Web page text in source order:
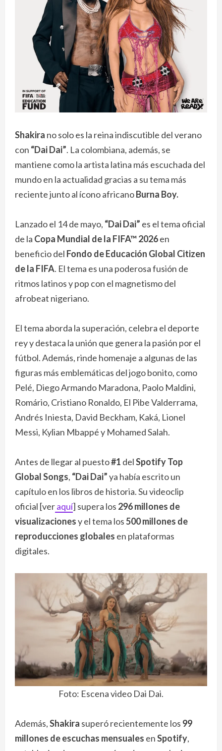
Shakira no solo es la reina indiscutible del verano
con “Dai Dai”. La colombiana, además, se
mantiene como la artista latina más escuchada del
mundo en la actualidad gracias a su tema más
reciente junto al ícono africanoBurna Boy.
Lanzado el 14 de mayo, “Dai Dai” es el tema oficial
de la Copa Mundial de la FIFA™ 2026en
beneficio del Fondo de Educación Global Citizen
de la FIFA. El tema es una poderosa fusión de
ritmos latinos y pop con el magnetismo del
afrobeat nigeriano.
El tema aborda la superación, celebra el deporte
rey y destaca la unión que genera la pasión por el
fútbol. Además, rinde homenaje a algunas de las
figuras más emblemáticas del jogo bonito, como
Pelé, Diego Armando Maradona, Paolo Maldini,
Romário, Cristiano Ronaldo, El Pibe Valderrama,
Andrés Iniesta, David Beckham, Kaká, Lionel
Messi, Kylian Mbappé y Mohamed Salah.
Antes de llegar al puesto#1 delSpotify Top
Global Songs, “Dai Dai”ya había escrito un
capítulo en los libros de historia. Su videoclip
oficial [veraquí] supera los 296 millones de
visualizacionesy el tema los500 millones de
reproducciones globales en plataformas
digitales.
Foto: Escena video Dai Dai.
Además,Shakira superó recientemente los 99
millones de escuchas mensuales enSpotify,